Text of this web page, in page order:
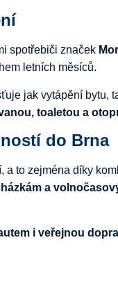
spotřebiči značek
letních měsíců.
jak vytápění bytu,
toaletou a
do Brna
a to zejména díky
a
i veřejnou